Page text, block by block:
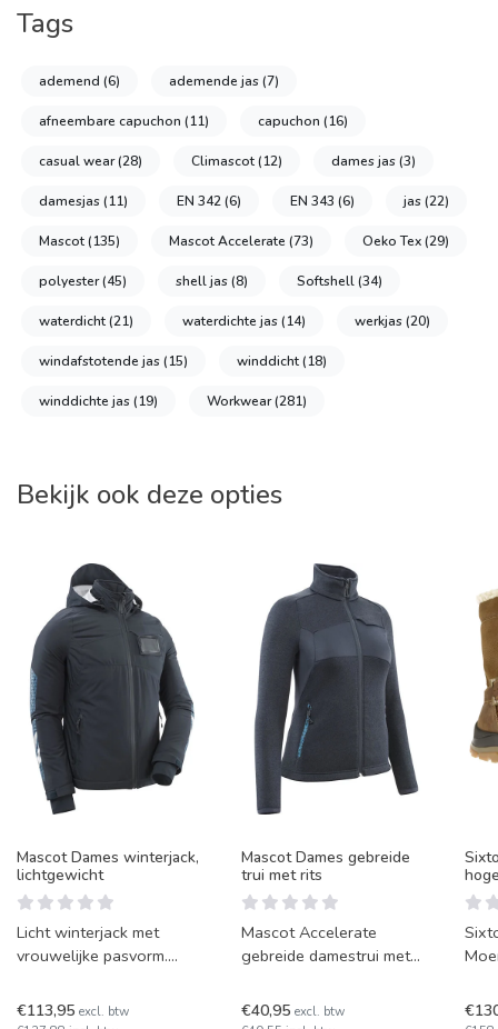
Tags
ademend (6) ademende jas(7)
afneembare capuchon (11) capuchon (16)
casual wear(28) Climascot(12) dames jas(3)
damesjas(11) EN 342(6) EN 343 (6) jas(22)
Mascot(135) Mascot Accelerate (73) Oeko Tex(29)
polyester(45) shell jas(8) Softshell(34)
waterdicht(21) waterdichte jas(14) werkjas(20)
windafstotende jas(15) winddicht(18)
winddichte jas(19) Workwear(281)
Bekijk ook deze opties
Mascot Dames winterjack,
lichtgewicht
Licht winterjack met
vrouwelijke pasvorm.
waterafstotend, met
€113,95 excl. btw
Mascot Dames gebreide
trui met rits
Mascot Accelerate
gebreide damestrui met
Fleece met winddichte
€40,95 excl. btw